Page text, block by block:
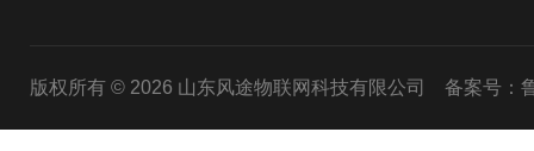
版权所有 © 2026 山东风途物联网科技有限公司 备案号：